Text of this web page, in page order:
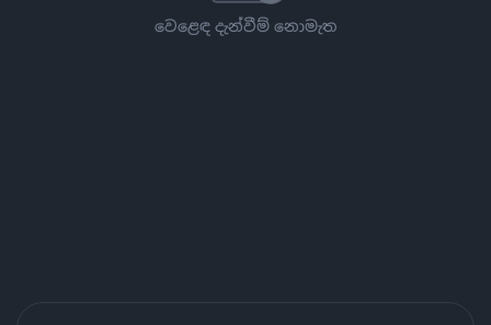
වෙළෙඳ දැන්වීම් නොමැත